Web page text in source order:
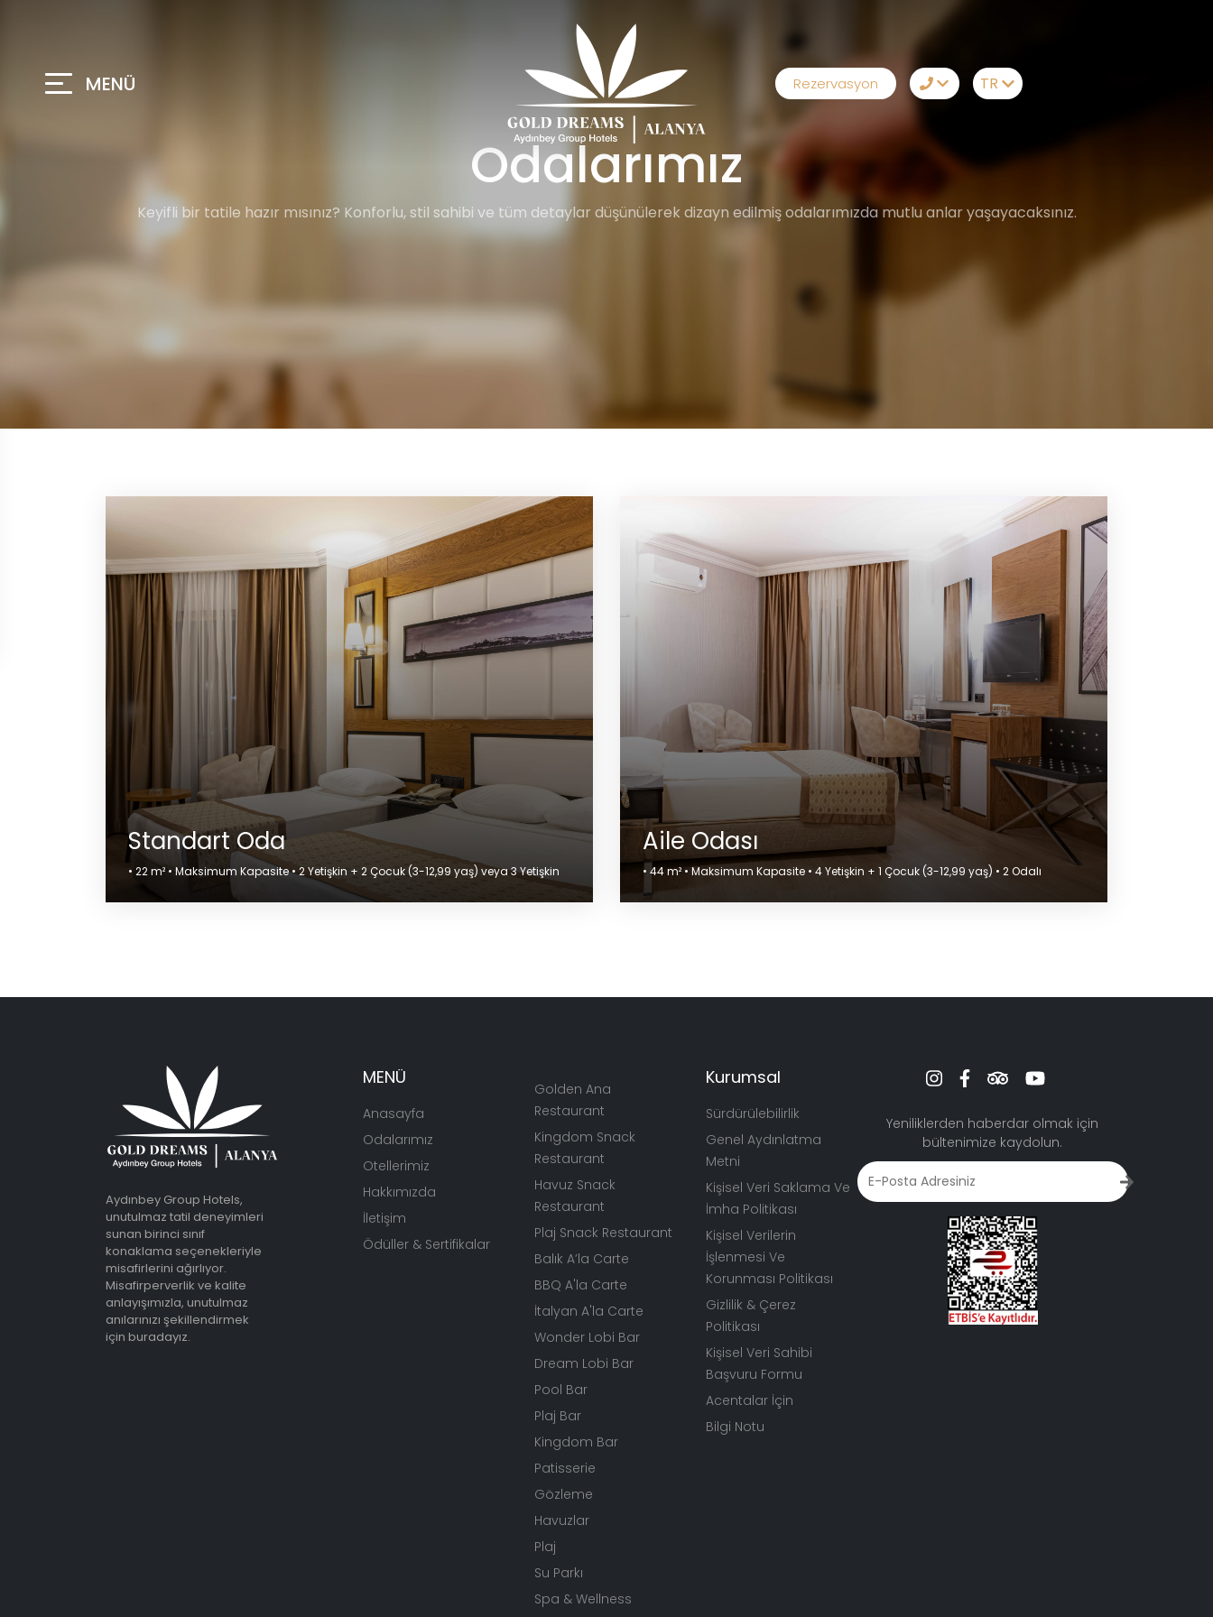
MENÜ Rezervasyon
Whatsapp
Telegram
TR
EN
Odalarımız
Keyifli bir tatile hazır mısınız? Konforlu, stil sahibi ve tüm detaylar düşünülerek dizayn edilmiş odalarımızda mutlu anlar yaşayacaksınız.
Standart Oda
• 22 m² • Maksimum Kapasite • 2 Yetişkin + 2 Çocuk (3-12,99 yaş) veya 3 Yetişkin
Aile Odası
• 44 m² • Maksimum Kapasite • 4 Yetişkin + 1 Çocuk (3-12,99 yaş) • 2 Odalı
Aydınbey Group Hotels,
unutulmaz tatil deneyimleri
sunan birinci sınıf
konaklama seçenekleriyle
misafirlerini ağırlıyor.
Misafirperverlik ve kalite
anlayışımızla, unutulmaz
anılarınızı şekillendirmek
için buradayız.
MENÜ
Anasayfa
Odalarımız
Otellerimiz
Hakkımızda
İletişim
Ödüller & Sertifikalar
Golden Ana
Restaurant
Kingdom Snack
Restaurant
Havuz Snack
Restaurant
Plaj Snack Restaurant
Balık A’la Carte
BBQ A'la Carte
İtalyan A'la Carte
Wonder Lobi Bar
Dream Lobi Bar
Pool Bar
Plaj Bar
Kingdom Bar
Patisserie
Gözleme
Havuzlar
Plaj
Su Parkı
Spa & Wellness
Kurumsal
Sürdürülebilirlik
Genel Aydınlatma
Metni
Kişisel Veri Saklama Ve
İmha Politikası
Kişisel Verilerin
İşlenmesi Ve
Korunması Politikası
Gizlilik & Çerez
Politikası
Kişisel Veri Sahibi
Başvuru Formu
Acentalar İçin
Bilgi Notu
Yeniliklerden haberdar olmak için
bültenimize kaydolun.